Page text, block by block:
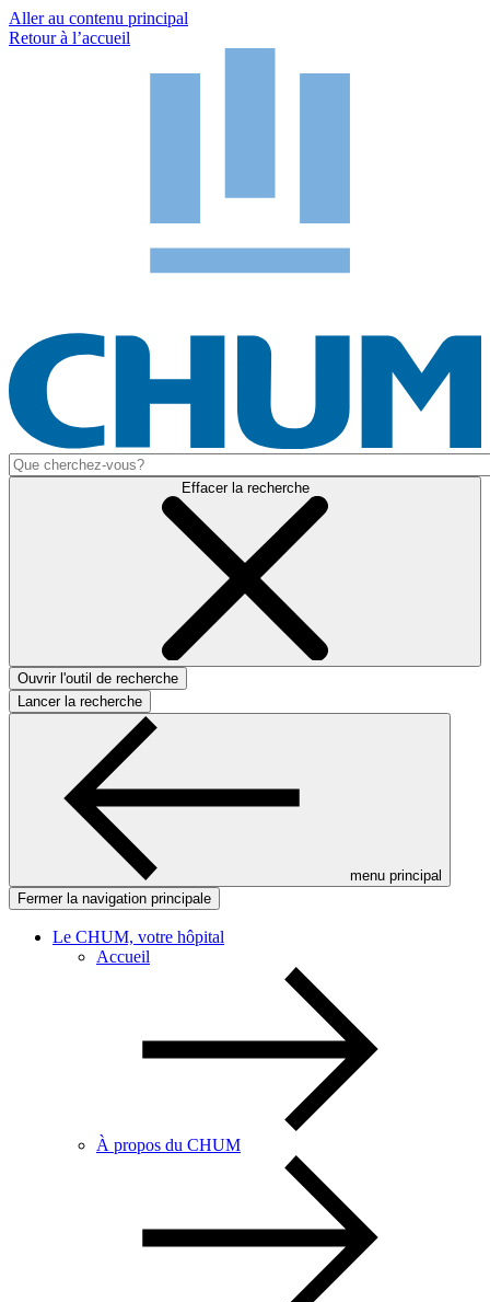
Aller au contenu principal
Retour à l’accueil
Effacer la recherche
Ouvrir l'outil de recherche
Lancer la recherche
menu principal
Fermer la navigation principale
Le CHUM, votre hôpital
Accueil
À propos du CHUM